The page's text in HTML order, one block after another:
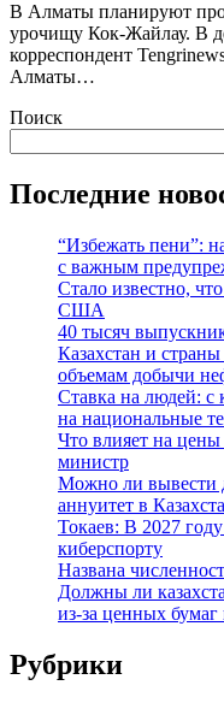
В Алматы планируют
урочищу Кок-Жайлау. В
корреспондент
Алматы…
Поиск
Последние
“Избежать пени”:
с важным
Стало известно,
США
40 тысяч
Казахстан и
объемам добычи
Ставка на людей: с
на национальные
Что влияет на цены
министр
Можно ли вывести
аннуитет в
Токаев: В 2027
киберспорту
Названа
Должны ли
из-за ценных
Рубрики